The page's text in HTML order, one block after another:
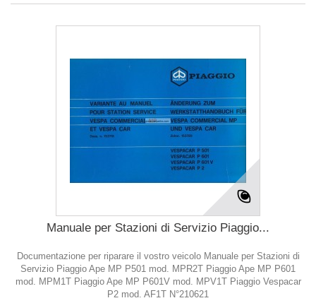
Manuale per Stazioni di Servizio Piaggio...
Documentazione per riparare il vostro veicolo Manuale per Stazioni di
Servizio Piaggio Ape MP P501 mod. MPR2T Piaggio Ape MP P601
mod. MPM1T Piaggio Ape MP P601V mod. MPV1T Piaggio Vespacar
P2 mod. AF1T N°210621